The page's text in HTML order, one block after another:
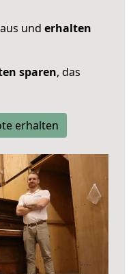
und erhalten
sparen, das
erhalten